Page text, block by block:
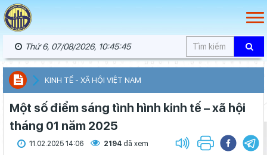
Thứ 6, 07/08/2026, 10:45:46
KINH TẾ - XÃ HỘI VIỆT NAM
Một số điểm sáng tình hình kinh tế – xã hội
tháng 01 năm 2025
11.02.2025 14:06 2194 đã xem